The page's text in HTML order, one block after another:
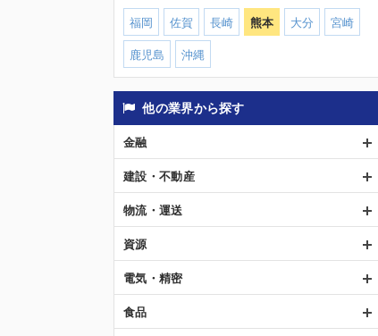
福岡 佐賀 長崎 熊本 大分
宮崎
鹿児島
沖縄
他の業界から探す
金融
建設・不動産
物流・運送
資源
電気・精密
食品